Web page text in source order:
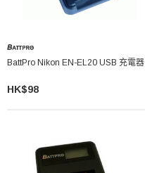
BattPro Nikon EN-EL20 USB 充電器
HK$98